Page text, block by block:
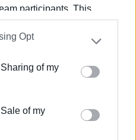
participants. This
by us to third parties
Participants
that may
parties.
app uses one or more
and store information
grant or deny consent to
to use your data for
Opt
Sharing of my
Sale of my